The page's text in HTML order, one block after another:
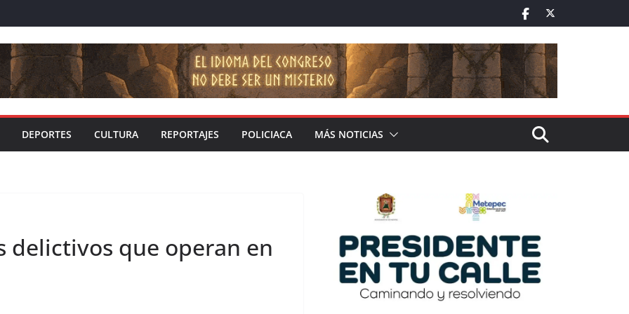
DEPORTES CULTURA REPORTAJES POLICIACA MÁS NOTICIAS
delictivos que operan en